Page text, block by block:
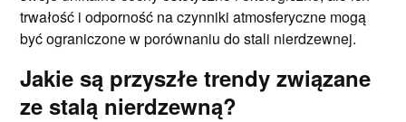
trwałość i odporność na czynniki atmosferyczne mogą
być ograniczone w porównaniu do stali nierdzewnej.
Jakie są przyszłe trendy związane
ze stalą nierdzewną?